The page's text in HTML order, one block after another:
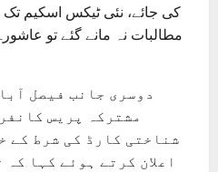
کی جائے، نئی ٹیکس اسکیم تک
مطالبات نہ مانے گئے تو
دوسری جانب فیصل
مشترکہ پریس
شناختی کارڈ کی شرط کے
اعلان کرتے ہوئے کہا